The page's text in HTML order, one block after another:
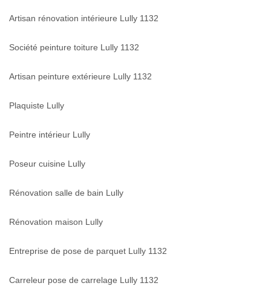
Artisan rénovation intérieure Lully 1132
Société peinture toiture Lully 1132
Artisan peinture extérieure Lully 1132
Plaquiste Lully
Peintre intérieur Lully
Poseur cuisine Lully
Rénovation salle de bain Lully
Rénovation maison Lully
Entreprise de pose de parquet Lully 1132
Carreleur pose de carrelage Lully 1132